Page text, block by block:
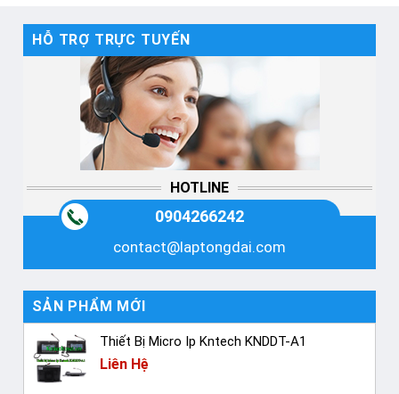
HỖ TRỢ TRỰC TUYẾN
HOTLINE
0904266242
contact@laptongdai.com
SẢN PHẨM MỚI
Thiết Bị Micro Ip Kntech KNDDT-A1
Liên Hệ